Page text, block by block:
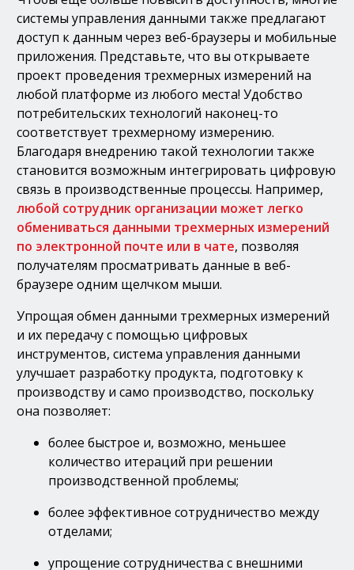
системы управления данными также предлагают
доступ к данным через веб-браузеры и мобильные
приложения. Представьте, что вы открываете
проект проведения трехмерных измерений на
любой платформе из любого места! Удобство
потребительских технологий наконец-то
соответствует трехмерному измерению.
Благодаря внедрению такой технологии также
становится возможным интегрировать цифровую
связь в производственные процессы. Например,
любой сотрудник организации может легко
обмениваться данными трехмерных измерений
по электронной почте или в чате, позволяя
получателям просматривать данные в веб-
браузере одним щелчком мыши.
Упрощая обмен данными трехмерных измерений
и их передачу с помощью цифровых
инструментов, система управления данными
улучшает разработку продукта, подготовку к
производству и само производство, поскольку
она позволяет:
более быстрое и, возможно, меньшее
количество итераций при решении
производственной проблемы;
более эффективное сотрудничество между
отделами;
упрощение сотрудничества с внешними